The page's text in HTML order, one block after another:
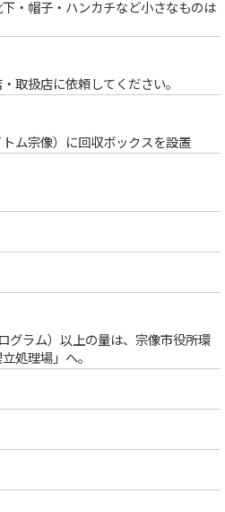
・帽子・ハンカチなど小さなものは
取扱店に依頼してください。
ム宗像）に回収ボックスを設置
グラム）以上の量は、宗像市役所環
処理場」へ。